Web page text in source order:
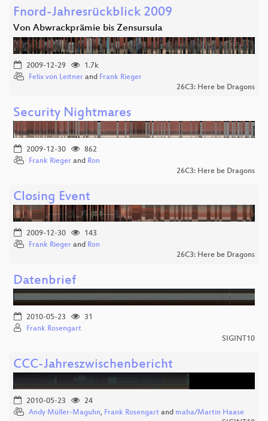
Fnord-Jahresrückblick 2009
Von Abwrackprämie bis Zensursula
2009-12-29
1.7k
Felix von Leitner and Frank Rieger
26C3: Here be Dragons
Security Nightmares
2009-12-30
862
Frank Rieger and Ron
26C3: Here be Dragons
Closing Event
2009-12-30
143
Frank Rieger and Ron
26C3: Here be Dragons
Datenbrief
2010-05-23
31
Frank Rosengart
SIGINT10
CCC-Jahreszwischenbericht
2010-05-23
24
Andy Müller-Maguhn, Frank Rosengart and maha/Martin Haase